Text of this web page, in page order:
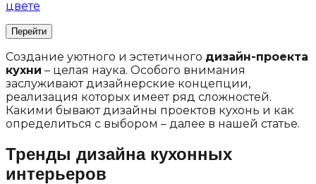
цвете
Создание уютного и эстетичного дизайн-проекта
кухни – целая наука. Особого внимания
заслуживают дизайнерские концепции,
реализация которых имеет ряд сложностей.
Какими бывают дизайны проектов кухонь и как
определиться с выбором – далее в нашей статье.
Тренды дизайна кухонных
интерьеров